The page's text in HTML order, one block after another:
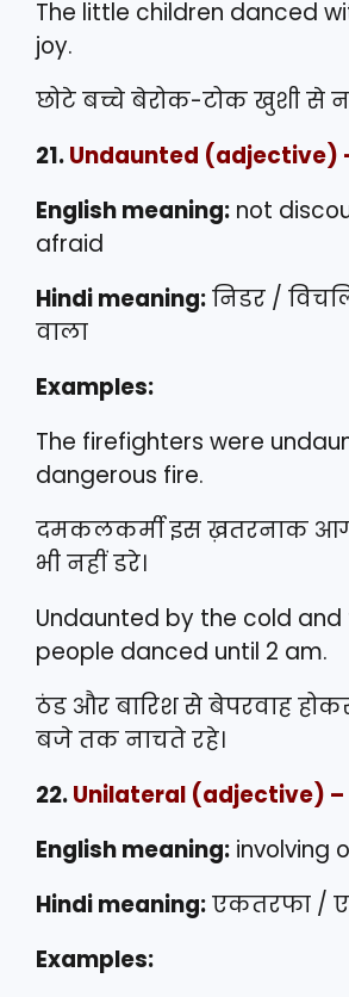
The little children danced
joy.
छोटे बच्चे बेरोक-टोक खुशी से
21.Undaunted (adjective)
English meaning: not
afraid
Hindi meaning:निडर /
वाला
Examples:
The firefighters were
dangerous fire.
दमकलकर्मी इस ख़तरनाक
भी नहीं डरे।
Undaunted by the cold and
people danced until 2 am.
ठंड और बारिश से बेपरवाह
बजे तक नाचते रहे।
22.Unilateral (adjective)
English meaning: involving
Hindi meaning:एकतरफा /
Examples: